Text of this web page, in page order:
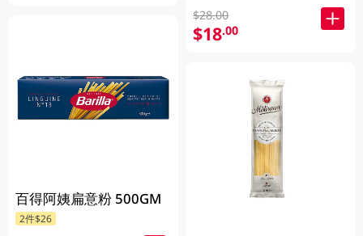
百得阿姨扁意粉 500GM
2件$26
$28.00
$18.00